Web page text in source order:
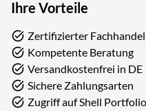
Ihre Vorteile
Zertifizierter Fachhandel
Kompetente Beratung
Versandkostenfrei in DE
Sichere Zahlungsarten
Zugriff auf Shell Portfolio